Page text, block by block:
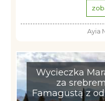
Ayia
Wycieczka
za
Famagustą z